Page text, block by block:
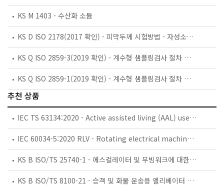
KS M 1403 - 수산화 소듐
KS D ISO 2178(2017 확인) - 피막두께 시험방법 - 자성소지 위의 비자성피막 - 자기식 시험방법
KS Q ISO 2859-3(2019 확인) - 계수형 샘플링검사 절차 — 제3부: 스킵로트 샘플링검사 절차
KS Q ISO 2859-1(2019 확인) - 계수형 샘플링검사 절차 — 제1부: 로트별 합격품질한계(AQL) 지표형 샘플링검사 방식
추천 상품
IEC TS 63134:2020 - Active assisted living (AAL) use cases
IEC 60034-5:2020 RLV - Rotating electrical machines - Part 5: Degrees of protection provided by the integral design of rotating electrical machines (IP code) - Classification
KS B ISO/TS 25740-1 - 에스컬레이터 및 무빙워크에 대한 안전요건 — 제1부: 세계공통 필수 안전요건(GESRs)
KS B ISO/TS 8100-21 - 승객 및 화물 운송용 엘리베이터 —제21부: 세계공통 필수안전요건(GESRs)을 충족하는 세계공통 안전 파라미터(GSPs)